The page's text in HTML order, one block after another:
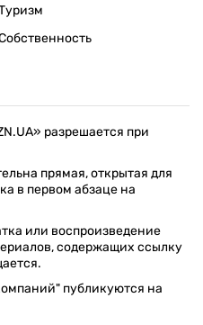
разрешается при
прямая, открытая для
в первом абзаце на
или воспроизведение
содержащих ссылку
публикуются на